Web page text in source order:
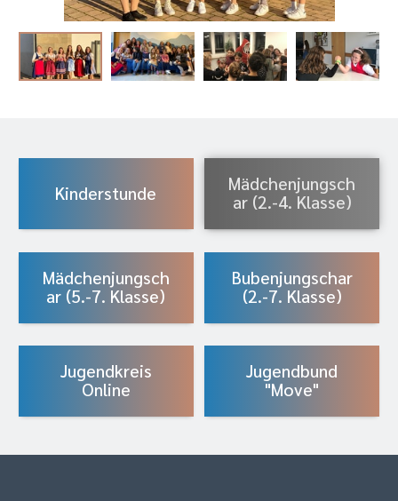
Kinderstunde
Mädchenjungsch
ar (2.-4. Klasse)
Mädchenjungsch
ar (5.-7. Klasse)
Bubenjungschar
(2.-7. Klasse)
Jugendkreis
Online
Jugendbund
"Move"